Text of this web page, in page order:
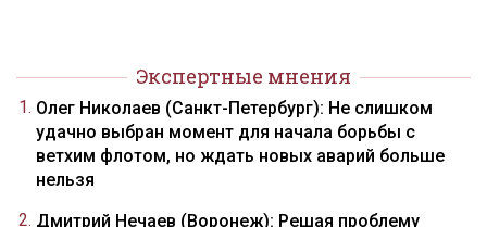
Экспертные мнения
Олег Николаев (Санкт-Петербург): Не слишком
удачно выбран момент для начала борьбы с
ветхим флотом, но ждать новых аварий больше
нельзя
Дмитрий Нечаев (Воронеж): Решая проблему